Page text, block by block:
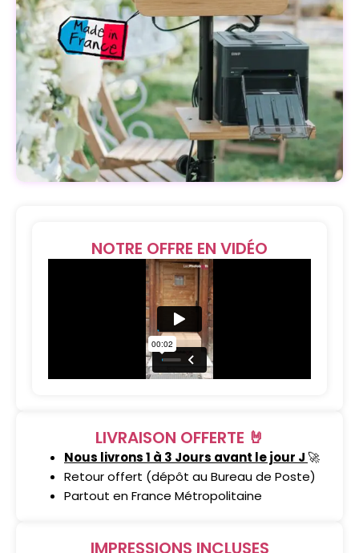
NOTRE OFFRE EN VIDÉO
LIVRAISON OFFERTE 🤘
Nous livrons 1 à 3 Jours avant le jour J 🚀
Retour offert (dépôt au Bureau de Poste)
Partout en France Métropolitaine
IMPRESSIONS INCLUSES